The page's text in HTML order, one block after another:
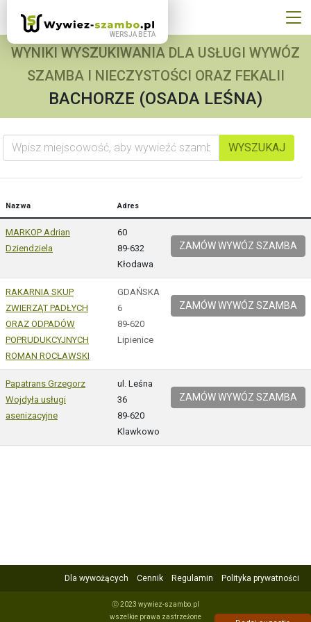
WYNIKI WYSZUKIWANIA DLA USŁUGI WYWÓZ
SZAMBA I NIECZYSTOŚCI ORAZ FEKALII
BACHORZE (OSADA LEŚNA)
Wpisz miejscowość, aby wywieźć szambo
WYSZUKAJ
Nazwa Adres
MARKOP Adrian
Dziendziela
60
89-632
Kłodawa
ZAMÓW WYWÓZ SZAMBA
RAKARNIA SKUP
ZWIERZĄT PADŁYCH
ORAZ ODPADÓW
POPRUDUKCYJNYCH
ROMAN ROCŁAWSKI
GDAŃSKA
6
89-620
Lipienice
ZAMÓW WYWÓZ SZAMBA
Papatrans Grzegorz
Wojdyła usługi
asenizacyjne
ul. Leśna
36
89-620
Klawkowo
ZAMÓW WYWÓZ SZAMBA
Dla wywożących Cennik Regulamin Polityka prywatności
ⓒ 2023 wywiez-szambo.pl
wszelkie prawa zastrzeżone